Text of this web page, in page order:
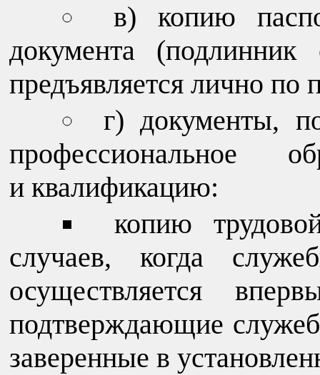
в) копию
документа (подлинник
предъявляется лично по
г) документы,
профессиональное
и квалификацию:
копию
случаев, когда
осуществляется
подтверждающие
заверенные в